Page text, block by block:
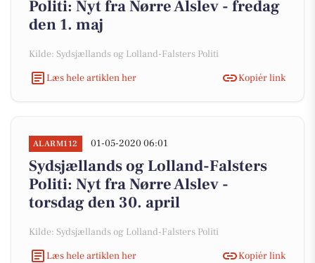
Politi: Nyt fra Nørre Alslev - fredag
den 1. maj
Kilde: Sydsjællands og Lolland-Falsters Politi
Læs hele artiklen her
Kopiér link
ALARM112 01-05-2020 06:01
Sydsjællands og Lolland-Falsters
Politi: Nyt fra Nørre Alslev -
torsdag den 30. april
Kilde: Sydsjællands og Lolland-Falsters Politi
Læs hele artiklen her
Kopiér link